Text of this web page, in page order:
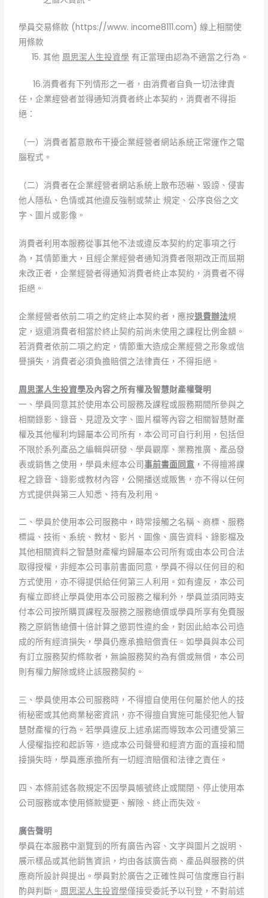
學員交易條款 (https://www. income8111.com) 線上相關使
用條款
其他 周思潔人生投資學 有正當理由認為不適當之行為。
16.消費者有下列情形之一者，由消費者自負一切法律責
任，企業經營者並得通知消費者終止本契約，消費者不得拒
絕：
（一）消費者蓄意散布干擾企業經營者網站系統正常運作之電
腦程式。
（二）消費者在企業經營者網站系統上散布恐嚇、毀謗、侵害
他人隱私、色情或其他違反強制或禁止 規定、公序良俗之文
字、圖片或影像。
消費者利用本服務從事其他不法或違反本契約約定事項之行
為，其情節重大，且經企業經營者通知消費者限期改正而屆期
未改正者，企業經營者得通知消費者終止本契約，消費者不得
拒絕。
企業經營者依前二項之約定終止本契約者，應按退費辦法規
定，返還消費者相當於終止契約前尚未使用之課程比例金額。
若消費者依前二項之約定，情節重大造成企業經營之形象或信
譽損失，消費者必須負擔賠償之法律責任，不得拒絕。
周思潔人生投資學及內容之所有權及智慧財產權聲明
一、學員同意其於使用本公司服務及課程或服務期間所參與之
相關錄影、錄音、見證及文字、圖片檔等內容之相關智慧財產
權及其他權利均歸屬本公司所有，本公司可自行利用，包括但
不限於系列產品之編輯與研發、學員觀摩、業務推廣、產品發
表或銷售之使用，學員未經本公司事前書面同意 ，不得擅將課
程之錄音、錄影或教材內容，公開播送或販售，亦不得以任何
方式提供與第三人知悉、持有及利用。
二、學員於使用本公司服務中，時常接觸之名稱、商標、服務
標識、技術、系統、教材、影片、圖像、廣告資料、錄影檔及
其他相關資料之智慧財產權均歸屬本公司所有或由本公司合法
取得授權，非經本公司事前書面同意，學員不得以任何目的和
方式使用，亦不得提供給任何第三人利用。如有違反，本公司
有權立即終止學員使用本公司服務之權利外，學員並須同時支
付本公司按所購買課程及服務之服務總價或學員所享有免費服
務之原銷售總價十倍計算之懲罰性違約金，對因此給本公司造
成的所有經濟損失，學員仍應承擔賠償責任。如學員與本公司
有訂立服務契約條款者，無論服務契約為有償或無償，本公司
則有權力解除或終止該服務契約。
三、學員使用本公司服務時，不得擅自使用任何屬於他人的技
術秘密或其他商業秘密資訊，亦不得擅自實施可能侵犯他人智
慧財產權的行為。若學員違反上述承諾而導致本公司遭受第三
人侵權指控和起訴等，造成本公司聲譽和經濟方面的直接和間
接損失時，學員應承擔所有一切經濟賠償和法律之責任。
四、本條前述各款規定不因學員帳號終止或關閉、停止使用本
公司服務或本使用條款變更、解除、終止而失效。
廣告聲明
學員在本服務中瀏覽到的所有廣告內容、文字與圖片之說明、
展示樣品或其他銷售資訊，均由各該廣告商、產品與服務的供
應商所設計與提出。學員對於廣告之正確性與可信度應自行斟
酌與判斷。 周思潔人生投資學僅接受委託予以刊登，不對前述